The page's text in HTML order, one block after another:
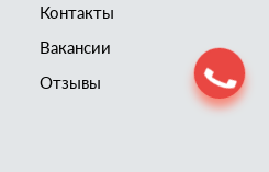
Контакты
Вакансии
Отзывы